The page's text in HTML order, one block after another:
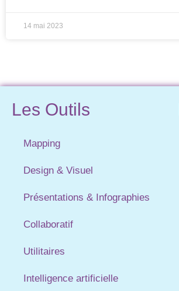
14 mai 2023
Les Outils
Mapping
Design & Visuel
Présentations & Infographies
Collaboratif
Utilitaires
Intelligence artificielle